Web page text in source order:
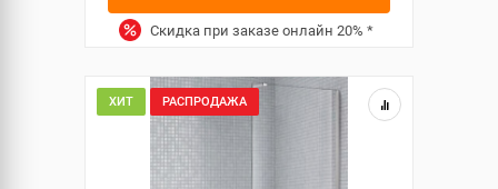
Скидка при заказе онлайн 20% *
ХИТ РАСПРОДАЖА